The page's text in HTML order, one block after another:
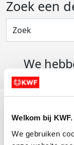
Welkom bij
We gebruiken
Zoek een
We